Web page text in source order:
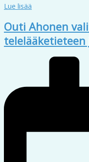
Lue lisää
Outi Ahonen